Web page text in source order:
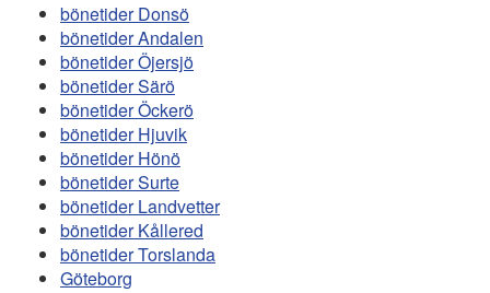
bönetider Donsö
bönetider Andalen
bönetider Öjersjö
bönetider Särö
bönetider Öckerö
bönetider Hjuvik
bönetider Hönö
bönetider Surte
bönetider Landvetter
bönetider Kållered
bönetider Torslanda
Göteborg